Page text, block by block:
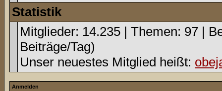
Statistik
Mitglieder: 14.235 | Themen: 97 |
Beiträge/Tag)
Unser neuestes Mitglied heißt:
Anmelden